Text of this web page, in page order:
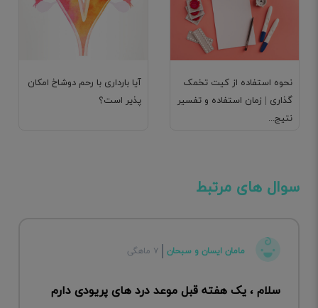
آیا بارداری با رحم دوشاخ امکان
پذیر است؟
نحوه استفاده از کیت تخمک
گذاری | زمان استفاده و تفسیر
نتیج...
سوال های مرتبط
مامان ایسان و سبحان ۷ ماهگی
سلام ، یک هفته قبل موعد درد های پریودی دارم